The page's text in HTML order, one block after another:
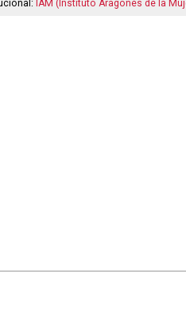
IAM (Instituto Aragonés de la